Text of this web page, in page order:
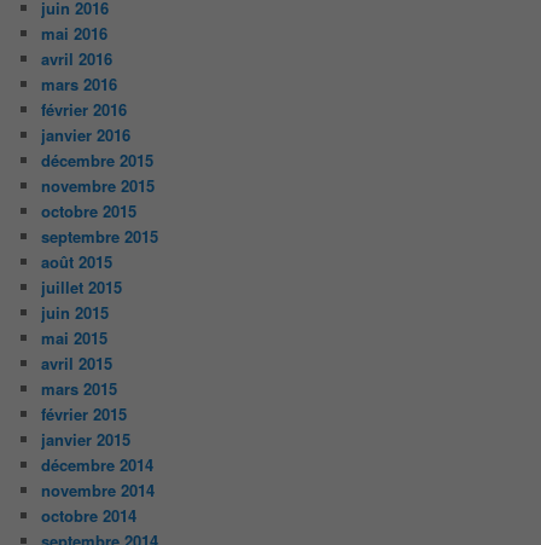
juin 2016
mai 2016
avril 2016
mars 2016
février 2016
janvier 2016
décembre 2015
novembre 2015
octobre 2015
septembre 2015
août 2015
juillet 2015
juin 2015
mai 2015
avril 2015
mars 2015
février 2015
janvier 2015
décembre 2014
novembre 2014
octobre 2014